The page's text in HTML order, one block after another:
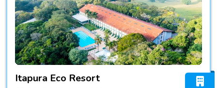
Itapura Eco Resort